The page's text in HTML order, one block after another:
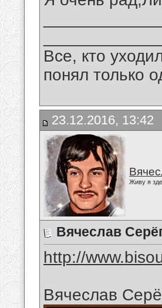
Все, кто
понял только
23.12.2016, 13:42
Живу я
Вячеслав
http://
Вячеслав